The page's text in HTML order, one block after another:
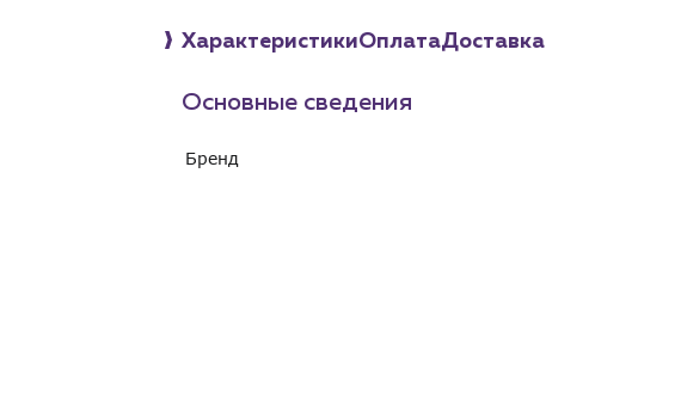
ХарактеристикиОплатаДоставка
Основные сведения
Бренд